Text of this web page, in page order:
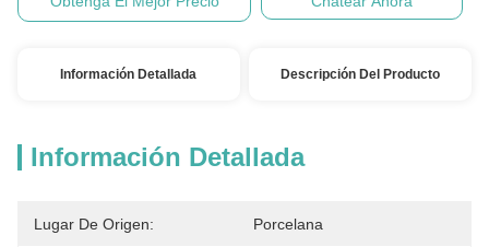
Información Detallada Descripción Del Producto
Información Detallada
Lugar De Origen: Porcelana